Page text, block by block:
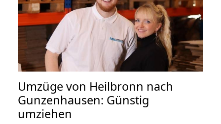
Umzüge von Heilbronn nach
Gunzenhausen: Günstig
umziehen